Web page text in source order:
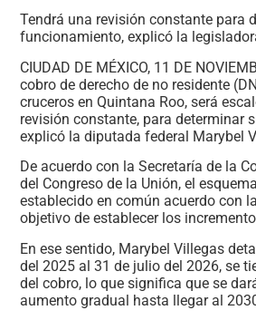
Tendrá una revisión constante para
funcionamiento, explicó la
CIUDAD DE MÉXICO, 11 DE
cobro de derecho de no residente
cruceros en Quintana Roo, será
revisión constante, para determinar
explicó la diputada federal Marybel
De acuerdo con la Secretaría de la
del Congreso de la Unión, el
establecido en común acuerdo con
objetivo de establecer los
En ese sentido, Marybel Villegas
del 2025 al 31 de julio del 2026, se
del cobro, lo que significa que se
aumento gradual hasta llegar al